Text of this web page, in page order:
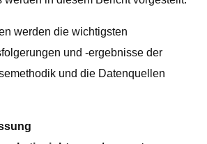
werden die wichtigsten
und -ergebnisse der
und die Datenquellen